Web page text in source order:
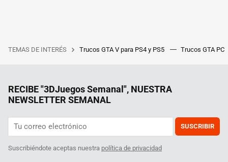
TEMAS DE INTERÉS Trucos GTA V para PS4 y PS5 Trucos GTA PC
RECIBE "3DJuegos Semanal", NUESTRA
NEWSLETTER SEMANAL
SUSCRIBIR
Suscribiéndote aceptas nuestra política de privacidad